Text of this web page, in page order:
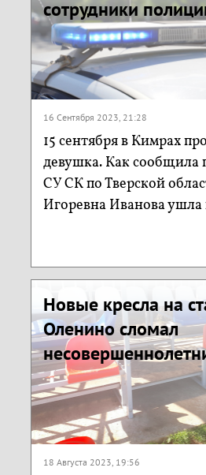
сотрудники
16 Сентября 2023, 21:28
15 сентября в Кимрах
девушка. Как сообщила
СУ СК по Тверской
Игоревна Иванова ушла
Новые кресла на
Оленино сломал
18 Августа 2023, 19:56